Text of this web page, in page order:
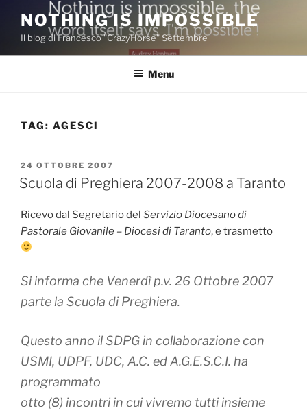
contenuto
NOTHING IS IMPOSSIBLE
Il blog di Francesco "CrazyHorse" Settembre
Menu
TAG: AGESCI
PUBBLICATO
IL
24 OTTOBRE 2007
Scuola di Preghiera 2007-2008 a Taranto
Ricevo dal Segretario del Servizio Diocesano di
Pastorale Giovanile – Diocesi di Taranto, e trasmetto
Si informa che Venerdì p.v. 26 Ottobre 2007
parte la Scuola di Preghiera.
Questo anno il SDPG in collaborazione con
USMI, UDPF, UDC, A.C. ed A.G.E.S.C.I. ha
programmato
otto (8) incontri in cui vivremo tutti insieme